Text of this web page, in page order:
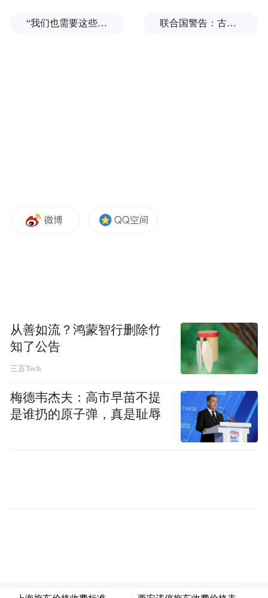
Notice: The content above (including the videos,
pictures and audios if any) is uploaded and posted
“我们也需要这些导弹啊”，特朗普公开拒绝泽连斯基！ 联合国警告：古巴或变成沉默的加沙
从善如流？鸿蒙智行删除竹
知了公告
三言Tech
梅德韦杰夫：高市早苗不提
是谁扔的原子弹，真是耻辱